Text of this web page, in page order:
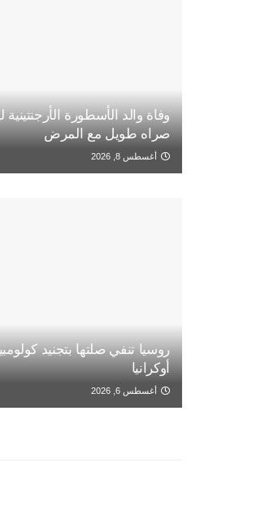
وفاة والد الأسطورة
صراه طويل مع المرض
أغسطس 8, 2026
روسيا تنفي صلتها بتجنيد
أوكرانيا
أغسطس 6, 2026